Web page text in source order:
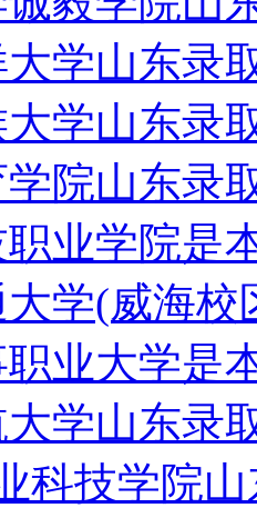
大学山东录
学山东录
院山东录
业学院是
学(威海
业大学是
学山东录
科技学院